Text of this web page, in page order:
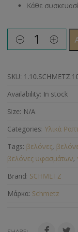
Κάθε
SKU:
Availability: In stock
Size: N/A
Categories: Υλικά
Tags: βελόνες,
βελόνες υφασμάτων,
Brand: SCHMETZ
Μάρκα: Schmetz